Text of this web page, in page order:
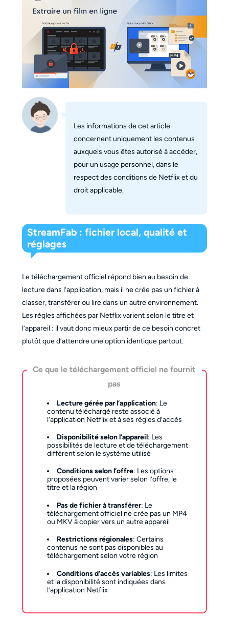
Les informations de cet article
concernent uniquement les contenus
auxquels vous êtes autorisé à accéder,
pour un usage personnel, dans le
respect des conditions de Netflix et du
droit applicable.
StreamFab : fichier local, qualité et
réglages
Le téléchargement officiel répond bien au besoin de
lecture dans l’application, mais il ne crée pas un fichier à
classer, transférer ou lire dans un autre environnement.
Les règles affichées par Netflix varient selon le titre et
l’appareil : il vaut donc mieux partir de ce besoin concret
plutôt que d’attendre une option identique partout.
Ce que le téléchargement officiel ne fournit
pas
Lecture gérée par l’application: Le
contenu téléchargé reste associé à
l’application Netflix et à ses règles d’accès
Disponibilité selon l’appareil: Les
possibilités de lecture et de téléchargement
diffèrent selon le système utilisé
Conditions selon l’offre: Les options
proposées peuvent varier selon l’offre, le
titre et la région
Pas de fichier à transférer: Le
téléchargement officiel ne crée pas un MP4
ou MKV à copier vers un autre appareil
Restrictions régionales: Certains
contenus ne sont pas disponibles au
téléchargement selon votre région
Conditions d’accès variables: Les limites
et la disponibilité sont indiquées dans
l’application Netflix